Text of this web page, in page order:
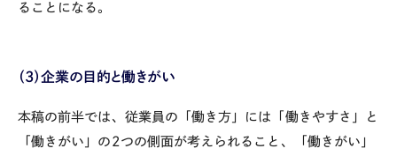
ることになる。
（3）企業の目的と働きがい
本稿の前半では、従業員の「働き方」には「働きやすさ」と
「働きがい」の2つの側面が考えられること、「働きがい」